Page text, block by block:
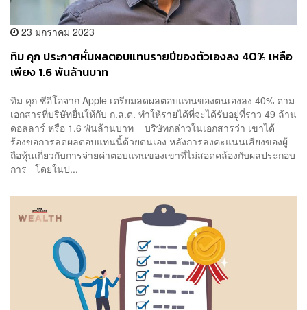
23 มกราคม 2023
ทิม คุก ประกาศหั่นผลตอบแทนรายปีของตัวเองลง 40% เหลือ
เพียง 1.6 พันล้านบาท
ทิม คุก ซีอีโอจาก Apple เตรียมลดผลตอบแทนของตนเองลง 40% ตาม
เอกสารที่บริษัทยื่นให้กับ ก.ล.ต. ทำให้รายได้ที่จะได้รับอยู่ที่ราว 49 ล้าน
ดอลลาร์ หรือ 1.6 พันล้านบาท บริษัทกล่าวในเอกสารว่า เขาได้
ร้องขอการลดผลตอบแทนนี้ด้วยตนเอง หลังการลงคะแนนเสียงของผู้
ถือหุ้นเกี่ยวกับการจ่ายค่าตอบแทนของเขาที่ไม่สอดคล้องกับผลประกอบ
การ โดยในป...